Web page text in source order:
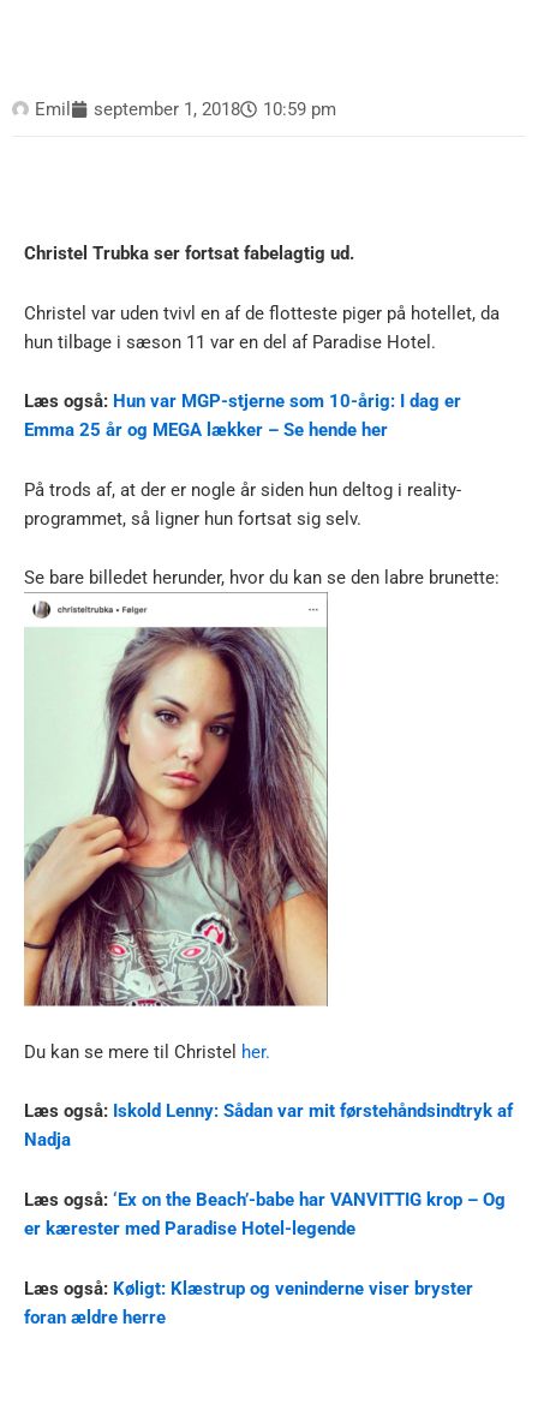
Emil september 1, 2018 10:59 pm
Christel Trubka ser fortsat fabelagtig ud.
Christel var uden tvivl en af de flotteste piger på hotellet, da
hun tilbage i sæson 11 var en del af Paradise Hotel.
Læs også: Hun var MGP-stjerne som 10-årig: I dag er
Emma 25 år og MEGA lækker – Se hende her
På trods af, at der er nogle år siden hun deltog i reality-
programmet, så ligner hun fortsat sig selv.
Se bare billedet herunder, hvor du kan se den labre brunette:
Du kan se mere til Christel her.
Læs også: Iskold Lenny: Sådan var mit førstehåndsindtryk af
Nadja
Læs også: ‘Ex on the Beach’-babe har VANVITTIG krop – Og
er kærester med Paradise Hotel-legende
Læs også: Køligt: Klæstrup og veninderne viser bryster
foran ældre herre